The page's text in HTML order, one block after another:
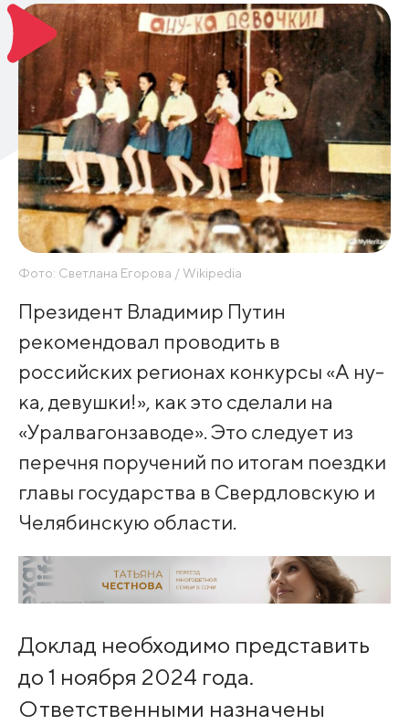
Фото: Светлана Егорова / Wikipedia
Президент Владимир Путин
рекомендовал проводить в
российских регионах конкурсы «А ну-
ка, девушки!», как это сделали на
«Уралвагонзаводе». Это следует из
перечня поручений по итогам поездки
главы государства в Свердловскую и
Челябинскую области.
Доклад необходимо представить
до 1 ноября 2024 года.
Ответственными назначены